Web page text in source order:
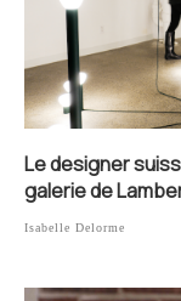
Le designer
galerie de
Isabelle Delorme